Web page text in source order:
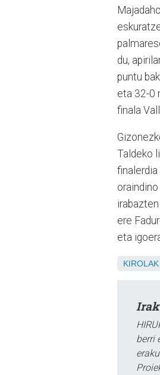
du,
puntu
eta 32-0
finala
Taldeko
ere
eta
KIROLAK
berri